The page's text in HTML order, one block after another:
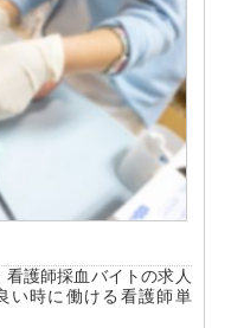
護師採血バイトの求人
い時に働ける看護師単